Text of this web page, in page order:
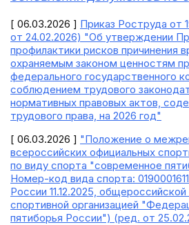
[ 06.03.2026 ] Приказ Роструда от
от 24.02.2026) "Об утверждении
профилактики рисков причинения
охраняемым законом ценностям
федерального государственного
соблюдением трудового
нормативных правовых актов,
трудового права, на 2026 год"
[ 06.03.2026 ] "Положение о
всероссийских официальных
по виду спорта "современное
Номер-код вида спорта:
России 11.12.2025,
спортивной организацией
пятиборья России") (ред. от